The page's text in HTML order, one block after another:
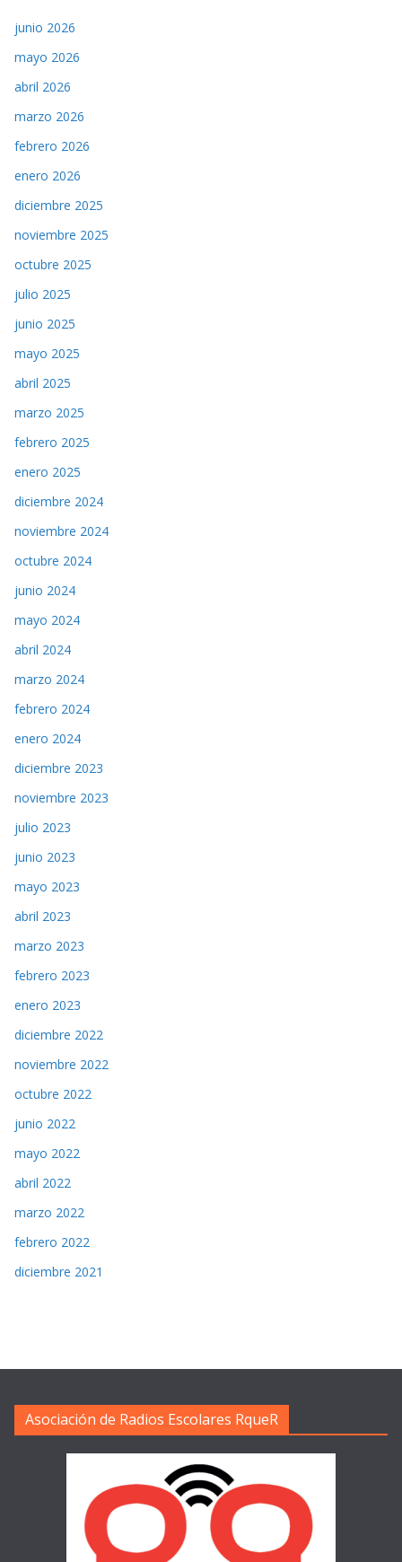
junio 2026
mayo 2026
abril 2026
marzo 2026
febrero 2026
enero 2026
diciembre 2025
noviembre 2025
octubre 2025
julio 2025
junio 2025
mayo 2025
abril 2025
marzo 2025
febrero 2025
enero 2025
diciembre 2024
noviembre 2024
octubre 2024
junio 2024
mayo 2024
abril 2024
marzo 2024
febrero 2024
enero 2024
diciembre 2023
noviembre 2023
julio 2023
junio 2023
mayo 2023
abril 2023
marzo 2023
febrero 2023
enero 2023
diciembre 2022
noviembre 2022
octubre 2022
junio 2022
mayo 2022
abril 2022
marzo 2022
febrero 2022
diciembre 2021
Asociación de Radios Escolares RqueR